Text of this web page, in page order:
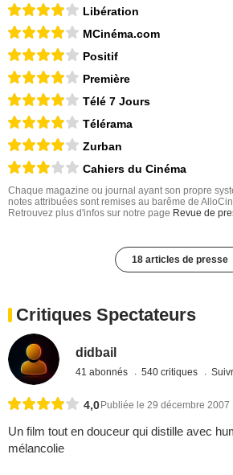
Libération
MCinéma.com
Positif
Première
Télé 7 Jours
Télérama
Zurban
Cahiers du Cinéma
Chaque magazine ou journal ayant son propre
notes attribuées sont remises au barême de
Retrouvez plus d'infos sur notre page Revue de
18 articles de presse
Critiques Spectateurs
didbail
41 abonnés 540 critiques
4,0 Publiée le 29 décembre 2007
Un film tout en douceur qui distille avec
mélancolie